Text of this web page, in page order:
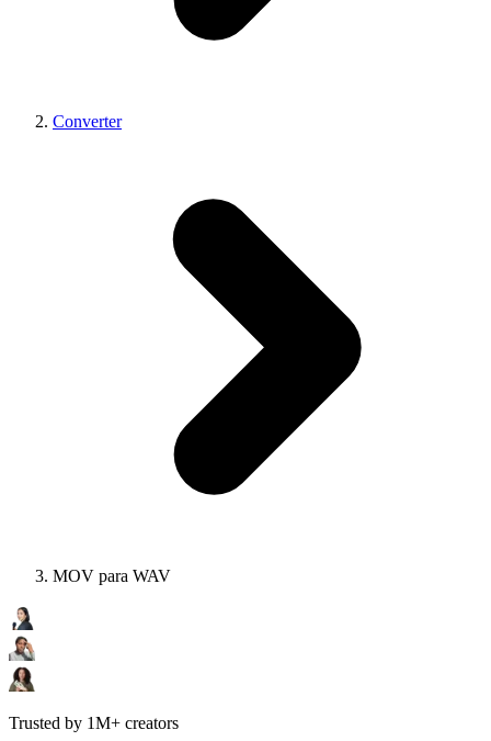
Converter
MOV para WAV
Trusted by 1M+ creators